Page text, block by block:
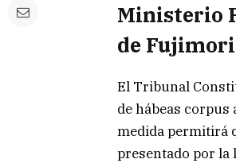
Ministerio
de Fujimori
El Tribunal
de hábeas
medida permitirá
presentado por la